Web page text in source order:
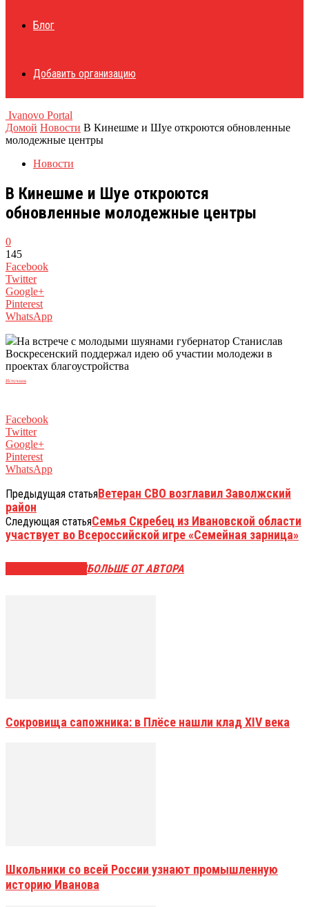
Блог
Добавить организацию
Ivanovo Portal
Домой Новости В Кинешме и Шуе откроются обновленные
молодежные центры
Новости
В Кинешме и Шуе откроются
обновленные молодежные центры
0
145
Facebook
Twitter
Google+
Pinterest
WhatsApp
На встрече с молодыми шуянами губернатор Станислав
Воскресенский поддержал идею об участии молодежи в
проектах благоустройства
Источник
Facebook
Twitter
Google+
Pinterest
WhatsApp
Предыдущая статьяВетеран СВО возглавил Заволжский
район
Следующая статьяСемья Скребец из Ивановской области
участвует во Всероссийской игре «Семейная зарница»
БОЛЬШЕ ОТ АВТОРА
Сокровища сапожника: в Плёсе нашли клад XIV века
Школьники со всей России узнают промышленную
историю Иванова